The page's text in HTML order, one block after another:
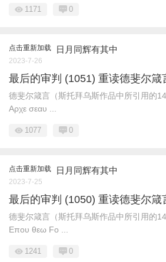
1171 0
点击重新加载 日月同辉有其中
2023-7-26
最后的审判 (1051) 重读德斐尔箴
德斐尔箴言（斯托拜乌斯作品中所引用的
Αρχε σεαυ ...
1077 0
点击重新加载 日月同辉有其中
2023-7-25
最后的审判 (1050) 重读德斐尔箴
德斐尔箴言（斯托拜乌斯作品中所引用的
Επου θεω Fo ...
1241 0